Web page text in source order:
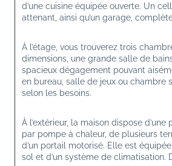
d’une cuisine équipée ouverte. Un
attenant, ainsi qu’un garage,
À l’étage, vous trouverez trois
dimensions, une grande salle de
spacieux dégagement pouvant
en bureau, salle de jeux ou chambre
selon les besoins.
À l’extérieur, la maison dispose d’une
par pompe à chaleur, de plusieurs
d’un portail motorisé. Elle est
sol et d’un système de climatisation.